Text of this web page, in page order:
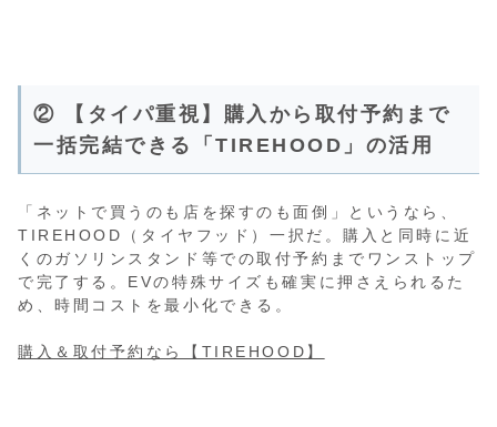
② 【タイパ重視】購入から取付予約まで
一括完結できる「TIREHOOD」の活用
「ネットで買うのも店を探すのも面倒」というなら、
TIREHOOD（タイヤフッド）一択だ。購入と同時に近
くのガソリンスタンド等での取付予約までワンストップ
で完了する。EVの特殊サイズも確実に押さえられるた
め、時間コストを最小化できる。
購入＆取付予約なら【TIREHOOD】